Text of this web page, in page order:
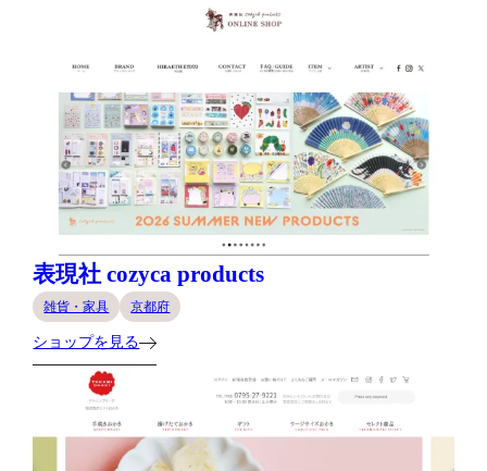
表現社 cozyca products
雑貨・家具 京都府
ショップを見る